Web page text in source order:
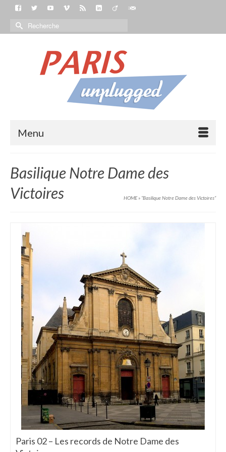
Menu
Basilique Notre Dame des
Victoires
HOME» “Basilique Notre Dame des Victoires“
Paris 02 – Les records de Notre Dame des